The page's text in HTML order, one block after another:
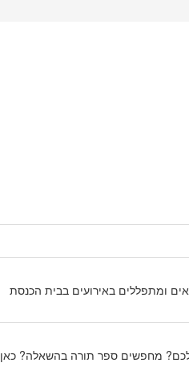
ומתפללים באירועים בבית הכנסת
מחפשים ספר תורה בהשאלה? כאן